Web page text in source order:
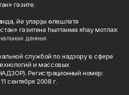
гәзите.
йә уларҙы өлөшләтә
гәзитенә һылтанма яһау мотлаҡ.
данных
службой по надзору в сфере
и массовых
Регистрационный номер:
сентября 2008 г.